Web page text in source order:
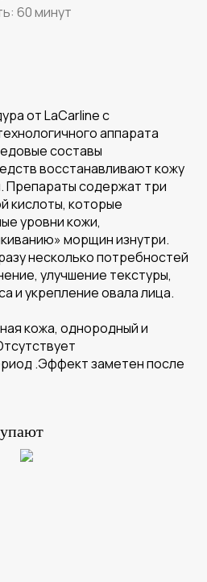
60 минут
от LaCarline с
аппарата
составы
восстанавливают кожу
Препараты содержат три
кислоты, которые
уровни кожи,
морщин изнутри.
несколько потребностей
улучшение текстуры,
и укрепление овала лица.
кожа, однородный и
.Эффект заметен после